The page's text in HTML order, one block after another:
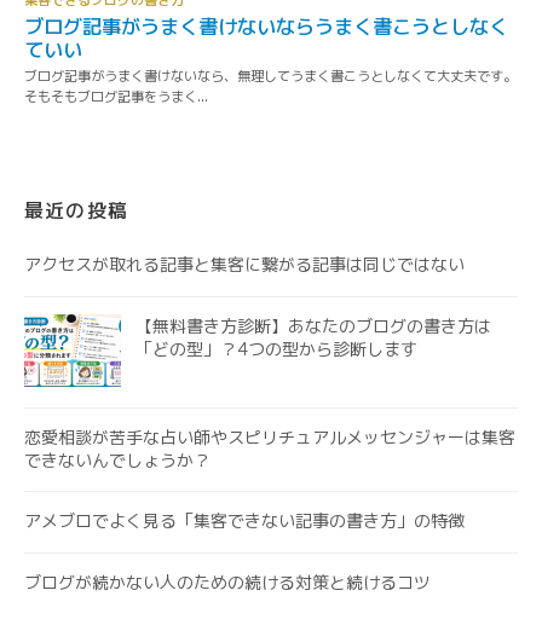
最近の投稿
アクセスが取れる記事と集客に繋がる記事は同じではない
【無料書き方診断】あなたのブログの書き方は
「どの型」？4つの型から診断します
恋愛相談が苦手な占い師やスピリチュアルメッセンジャーは集客
できないんでしょうか？
アメブロでよく見る「集客できない記事の書き方」の特徴
ブログが続かない人のための続ける対策と続けるコツ